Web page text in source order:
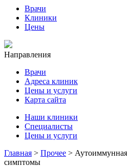
Врачи
Клиники
Цены
Направления
Врачи
Адреса клиник
Цены и услуги
Карта сайта
Наши клиники
Специалисты
Цены и услуги
Главная > Прочее > Аутоиммунная
симптомы